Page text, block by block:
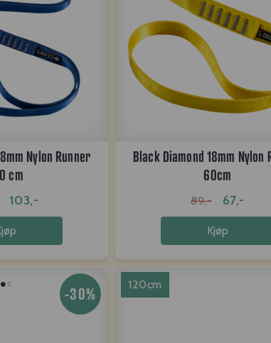
Nylon Runner
cm
103,-
Black Diamond 18mm Nylon
60cm
89,- 67,-
Kjøp
-30% 120cm